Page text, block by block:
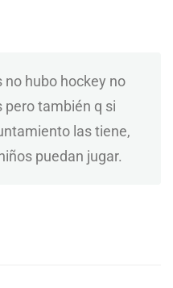
no hubo hockey no
también q si
las tiene,
puedan jugar.